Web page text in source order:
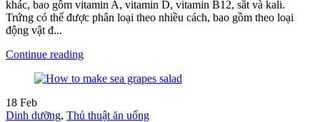
khác, bao gồm vitamin A, vitamin D, vitamin B12, sắt và kali.
Trứng có thể được phân loại theo nhiều cách, bao gồm theo loại
động vật đ...
Continue reading
18 Feb
Dinh dưỡng, Thủ thuật ăn uống